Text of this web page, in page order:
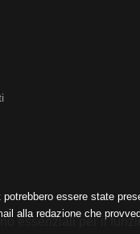
essere state
alla redazione che
essenziali per il